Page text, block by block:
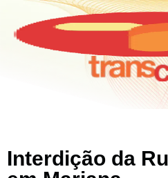
Interdição da